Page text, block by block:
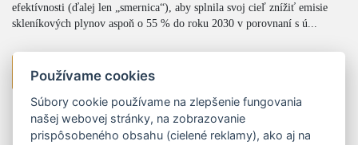
efektívnosti (ďalej len „smernica“), aby splnila svoj cieľ znížiť emisie
skleníkových plynov aspoň o 55 % do roku 2030 v porovnaní s ú...
viac
17.07.2024
Používame cookies
Súbory cookie používame na zlepšenie fungovania
našej webovej stránky, na zobrazovanie
prispôsobeného obsahu (cielené reklamy), ako aj na